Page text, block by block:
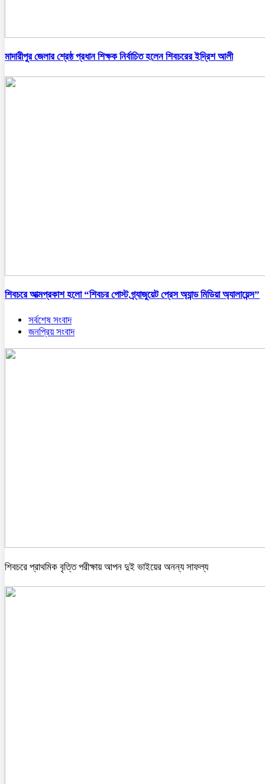
মাদারীপুর জেলার শ্রেষ্ঠ প্রধান শিক্ষক নির্বাচিত হলেন শিবচরের ইদ্রিশ আলী
শিবচরে আত্মপ্রকাশ হলো “শিবচর পোস্ট গ্র্যাজুয়েট প্রেস অ্যান্ড মিডিয়া অ্যালায়েন্স”
সর্বশেষ সংবাদ
জনপ্রিয় সংবাদ
শিবচরে প্রাথমিক বৃত্তি পরীক্ষায় আপন দুই ভাইয়ের অনন্য সাফল্য